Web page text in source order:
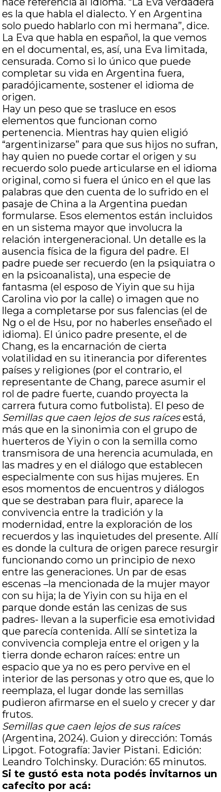
es la que habla el dialecto. Y en Argentina
solo puedo hablarlo con mi hermana”, dice.
La Eva que habla en español, la que vemos
en el documental, es, así, una Eva limitada,
censurada. Como si lo único que puede
completar su vida en Argentina fuera,
paradójicamente, sostener el idioma de
origen.
Hay un peso que se trasluce en esos
elementos que funcionan como
pertenencia. Mientras hay quien eligió
“argentinizarse” para que sus hijos no sufran,
hay quien no puede cortar el origen y su
recuerdo solo puede articularse en el idioma
original, como si fuera el único en el que las
palabras que den cuenta de lo sufrido en el
pasaje de China a la Argentina puedan
formularse. Esos elementos están incluidos
en un sistema mayor que involucra la
relación intergeneracional. Un detalle es la
ausencia física de la figura del padre. El
padre puede ser recuerdo (en la psiquiatra o
en la psicoanalista), una especie de
fantasma (el esposo de Yiyin que su hija
Carolina vio por la calle) o imagen que no
llega a completarse por sus falencias (el de
Ng o el de Hsu, por no haberles enseñado el
idioma). El único padre presente, el de
Chang, es la encarnación de cierta
volatilidad en su itinerancia por diferentes
países y religiones (por el contrario, el
representante de Chang, parece asumir el
rol de padre fuerte, cuando proyecta la
carrera futura como futbolista). El peso de
Semillas que caen lejos de sus raícesestá,
más que en la sinonimia con el grupo de
huerteros de Yiyin o con la semilla como
transmisora de una herencia acumulada, en
las madres y en el diálogo que establecen
especialmente con sus hijas mujeres. En
esos momentos de encuentros y diálogos
que se destraban para fluir, aparece la
convivencia entre la tradición y la
modernidad, entre la exploración de los
recuerdos y las inquietudes del presente. Allí
es donde la cultura de origen parece resurgir
funcionando como un principio de nexo
entre las generaciones. Un par de esas
escenas –la mencionada de la mujer mayor
con su hija; la de Yiyin con su hija en el
parque donde están las cenizas de sus
padres- llevan a la superficie esa emotividad
que parecía contenida. Allí se sintetiza la
convivencia compleja entre el origen y la
tierra donde echaron raíces: entre un
espacio que ya no es pero pervive en el
interior de las personas y otro que es, que lo
reemplaza, el lugar donde las semillas
pudieron afirmarse en el suelo y crecer y dar
frutos.
Semillas que caen lejos de sus raíces
(Argentina, 2024). Guion y dirección: Tomás
Lipgot. Fotografía: Javier Pistani. Edición:
Leandro Tolchinsky. Duración: 65 minutos.
Si te gustó esta nota podés invitarnos un
cafecito por acá: